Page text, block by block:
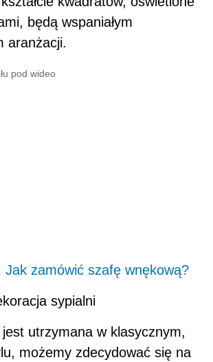
będą wspaniałym
aranżacji.
pod wideo
Jak zamówić szafę wnękową?
sypialni
utrzymana w klasycznym,
możemy zdecydować się na